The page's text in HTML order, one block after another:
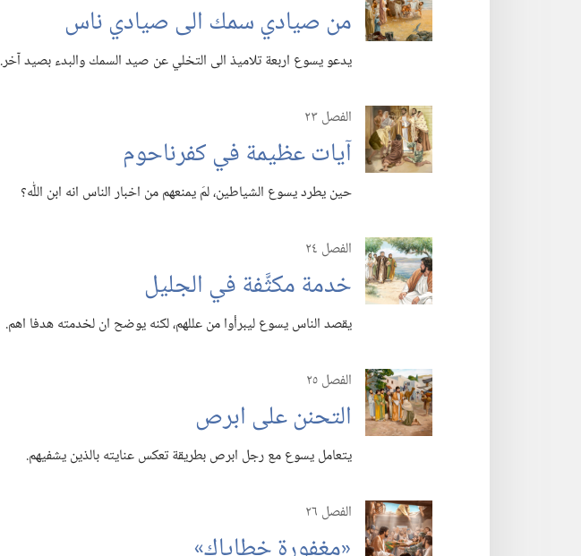
من صيادي سمك الى صيادي ناس
يدعو يسوع اربعة تلاميذ الى التخلي عن صيد السمك والبدء بصيد آخر.‏
الفصل ٢٣
آيات عظيمة في كفرناحوم
حين يطرد يسوع الشياطين،‏ لمَ يمنعهم من اخبار الناس انه ابن اللّٰه؟‏
الفصل ٢٤
خدمة مكثَّفة في الجليل
يقصد الناس يسوع ليبرأوا من عللهم،‏ لكنه يوضح ان لخدمته هدفا اهم.‏
الفصل ٢٥
التحنن على ابرص
يتعامل يسوع مع رجل ابرص بطريقة تعكس عنايته بالذين يشفيهم.‏
الفصل ٢٦